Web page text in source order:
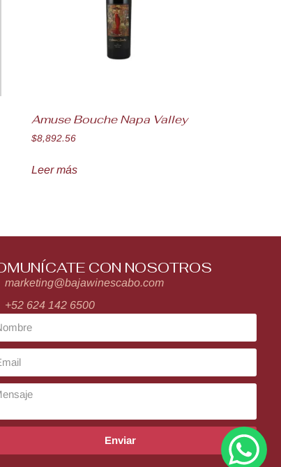
Amuse Bouche Napa Valley
$8,892.56
Leer más
CON NOSOTROS
marketing@bajawinescabo.com
+52 624 142 6500
Enviar